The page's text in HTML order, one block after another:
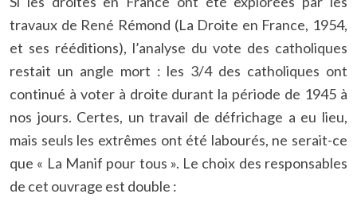
travaux de René Rémond (La Droite en France, 1954,
et ses rééditions), l’analyse du vote des catholiques
restait un angle mort : les 3/4 des catholiques ont
continué à voter à droite durant la période de 1945 à
nos jours. Certes, un travail de défrichage a eu lieu,
mais seuls les extrêmes ont été labourés, ne serait-ce
que « La Manif pour tous ». Le choix des responsables
de cet ouvrage est double :